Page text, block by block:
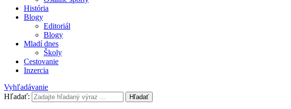
História
Blogy
Editoriál
Blogy
Mladí dnes
Školy
Cestovanie
Inzercia
Vyhľadávanie
Hľadať:
Hľadať